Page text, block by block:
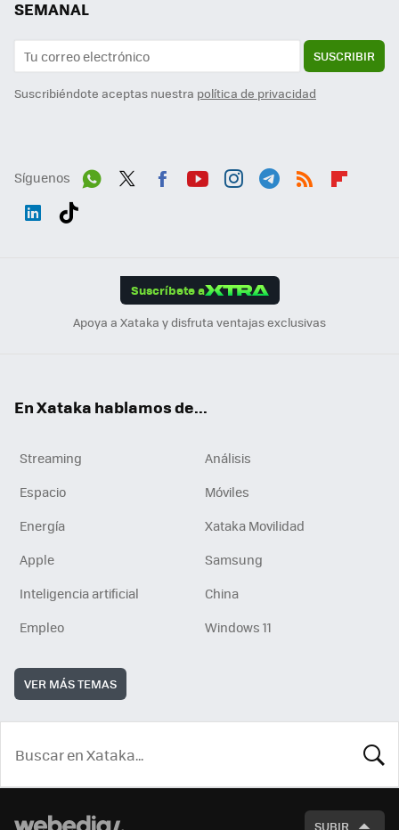
SEMANAL
SUSCRIBIR
Suscribiéndote aceptas nuestra política de privacidad
Síguenos
Suscríbete a
Apoya a Xataka y disfruta ventajas exclusivas
En Xataka hablamos de...
Streaming
Análisis
Espacio
Móviles
Energía
Xataka Movilidad
Apple
Samsung
Inteligencia artificial
China
Empleo
Windows 11
VER MÁS TEMAS
SUBIR